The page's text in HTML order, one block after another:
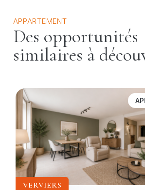
APPARTEMENT
Des opportunités
similaires à
VERVIERS